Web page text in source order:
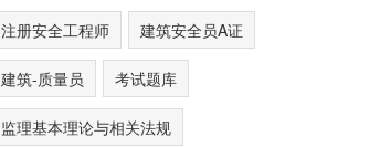
注册安全工程师 建筑安全员A证
建筑-质量员 考试题库
监理基本理论与相关法规